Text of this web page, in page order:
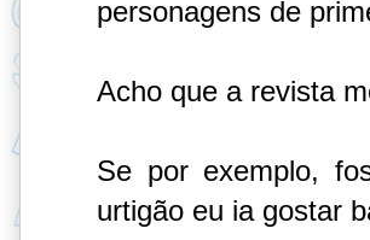
personagens de
Acho que a revista
Se por exemplo,
urtigão eu ia gostar